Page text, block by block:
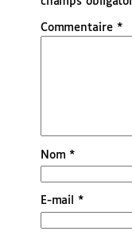
Commentaire *
Nom*
E-mail*